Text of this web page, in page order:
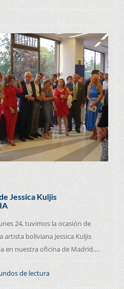
Jessica Kuljis
24, tuvimos la ocasión de
boliviana Jessica Kuljis
en nuestra oficina de Madrid….
de lectura